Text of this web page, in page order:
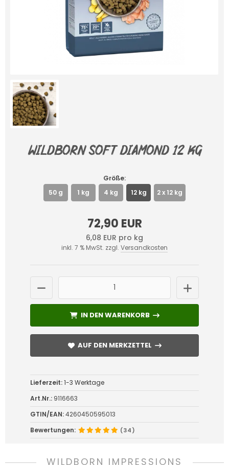
Wildborn Soft Diamond 12 kg
Größe:
50 g
1 kg 4 kg 12 kg 2 x 12 kg
72,90 EUR
6,08 EUR pro kg
inkl. 7 % MwSt. zzgl. Versandkosten
IN DEN WARENKORB
IN DEN WARENKORB
AUF DEN MERKZETTEL
AUF DEN MERKZETTEL
Lieferzeit:1-3 Werktage
Art.Nr.: 9116663
GTIN/EAN:4260450595013
Bewertungen:
(34)
WILDBORN IMPRESSIONS